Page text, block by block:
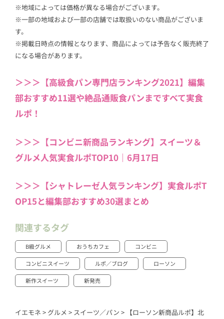
※地域によっては価格が異なる場合がございます。
※一部の地域および一部の店舗では取扱いのない商品がございま
す。
※掲載日時点の情報となります、商品によっては予告なく販売終了
になる場合があります。
＞＞＞【高級食パン専門店ランキング2021】編集
部おすすめ11選や絶品通販食パンまですべて実食
ルポ！
＞＞＞【コンビニ新商品ランキング】スイーツ＆
グルメ人気実食ルポTOP10｜6月17日
＞＞＞【シャトレーゼ人気ランキング】実食ルポT
OP15と編集部おすすめ30選まとめ
関連するタグ
B級グルメ おうちカフェ コンビニ
コンビニスイーツ ルポ／ブログ ローソン
新作スイーツ 新発売
イエモネ > グルメ > スイーツ／パン > 【ローソン新商品ルポ】北